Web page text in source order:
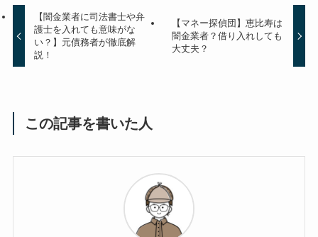
【闇金業者に司法書士や弁
護士を入れても意味がな
い？】元債務者が徹底解
説！
【マネー探偵団】恵比寿は
闇金業者？借り入れしても
大丈夫？
この記事を書いた人